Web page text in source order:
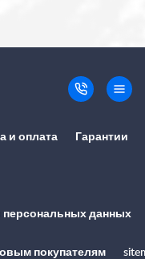
и оплата Гарантии
персональных данных
покупателям